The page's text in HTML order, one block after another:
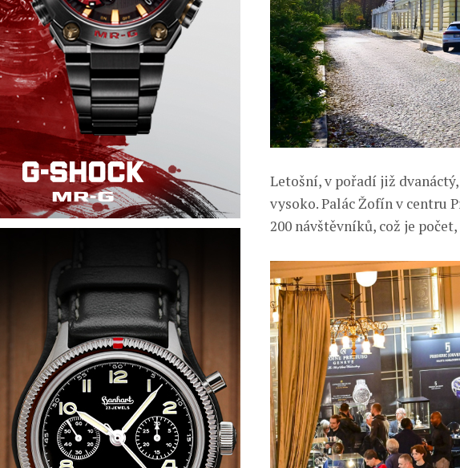
Letošní, v pořadí již
vysoko. Palác Žofín v centru
200 návštěvníků, což je